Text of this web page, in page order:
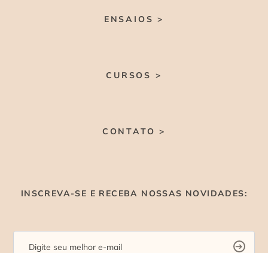
ENSAIOS >
CURSOS >
CONTATO >
INSCREVA-SE E RECEBA NOSSAS NOVIDADES: